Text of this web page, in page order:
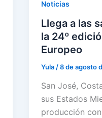
Noticias
Llega a las
la 24º
Europeo
Yula /8 de agosto
San José,
sus Estados
producción